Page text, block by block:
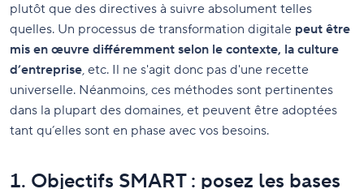
plutôt que des directives à suivre absolument telles
quelles. Un processus de transformation digitale peut être
mis en œuvre différemment selon le contexte, la culture
d’entreprise, etc. Il ne s'agit donc pas d'une recette
universelle. Néanmoins, ces méthodes sont pertinentes
dans la plupart des domaines, et peuvent être adoptées
tant qu’elles sont en phase avec vos besoins.
1. Objectifs SMART : posez les bases